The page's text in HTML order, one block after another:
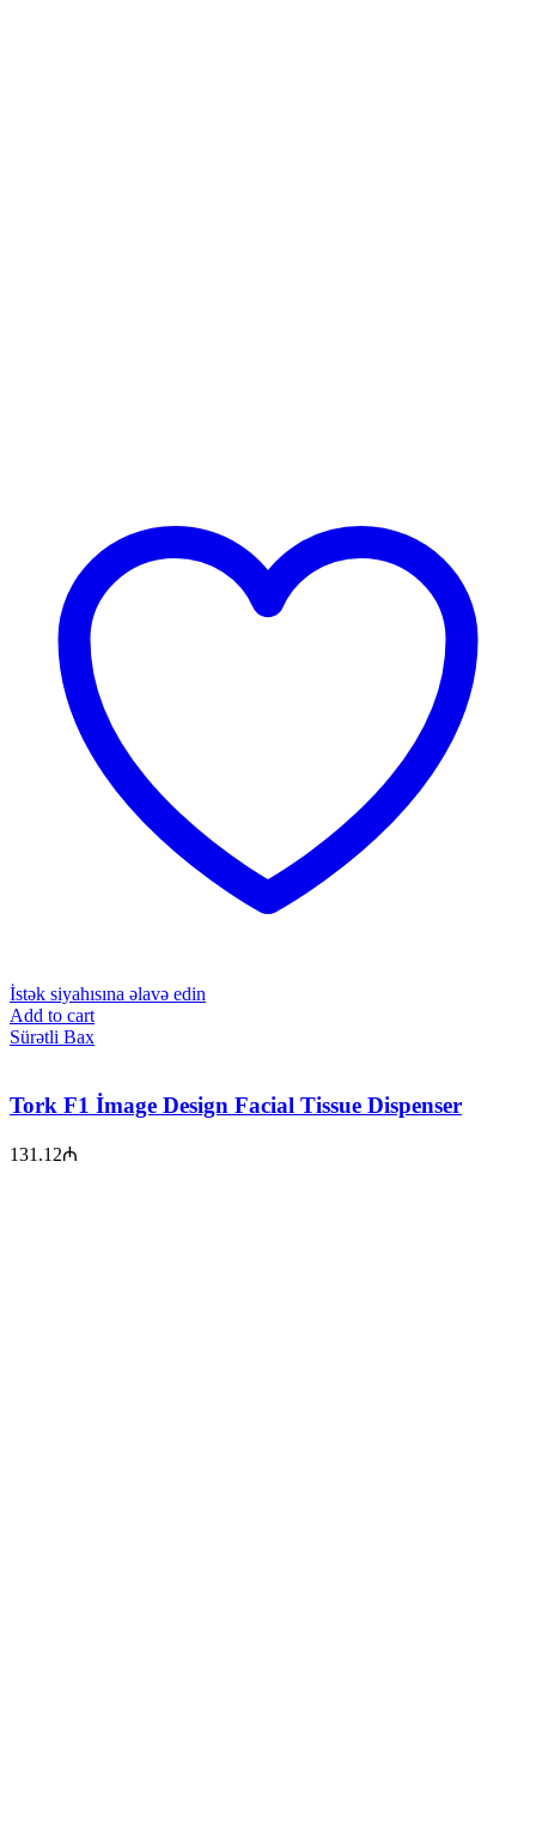
İstək siyahısına əlavə edin
Add to cart
Sürətli Bax
Tork F1 İmage Design Facial Tissue Dispenser
131.12₼